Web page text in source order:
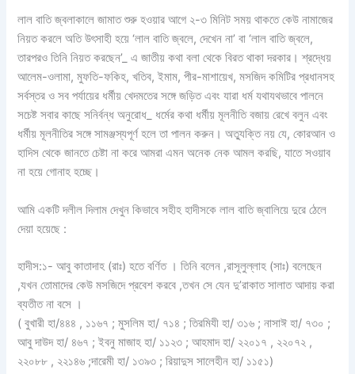
লাল বাতি জ্বলাকালে জামাত শুরু হওয়ার আগে ২-৩ মিনিট সময় থাকতে কেউ নামাজের
নিয়ত করলে অতি উৎসাহী হয়ে ‘লাল বাতি জ্বলে, দেখেন না’ বা ‘লাল বাতি জ্বলে,
তারপরও তিনি নিয়ত করছেন’_ এ জাতীয় কথা বলা থেকে বিরত থাকা দরকার। শ্রদ্ধেয়
আলেম-ওলামা, মুফতি-ফকিহ, খতিব, ইমাম, পীর-মাশায়েখ, মসজিদ কমিটির প্রধানসহ
সর্বস্তর ও সব পর্যায়ের ধর্মীয় খেদমতের সঙ্গে জড়িত এবং যারা ধর্ম যথাযথভাবে পালনে
সচেষ্ট সবার কাছে সনির্বন্ধ অনুরোধ_ ধর্মের কথা ধর্মীয় মূলনীতি বজায় রেখে বলুন এবং
ধর্মীয় মূলনীতির সঙ্গে সামঞ্জস্যপূর্ণ হলে তা পালন করুন। অত্যুক্তি নয় যে, কোরআন ও
হাদিস থেকে জানতে চেষ্টা না করে আমরা এমন অনেক নেক আমল করছি, যাতে সওয়াব
না হয়ে গোনাহ হচ্ছে।
আমি একটি দলীল দিলাম দেখুন কিভাবে সহীহ হাদীসকে লাল বাতি জ্বালিয়ে দুরে ঠেলে
দেয়া হয়েছে :
হাদীস:১- আবু কাতাদাহ (রাঃ) হতে বর্ণিত । তিনি বলেন ,রাসূলুল্লাহ (সাঃ) বলেছেন
,যখন তোমাদের কেউ মসজিদে প্রবেশ করবে ,তখন সে যেন দু’রাকাত সালাত আদায় করা
ব্যতীত না বসে ।
( বুখারী হা/৪৪৪ , ১১৬৭ ; মুসলিম হা/ ৭১৪ ; তিরমিযী হা/ ৩১৬ ; নাসাঈ হা/ ৭৩০ ;
আবু দাউদ হা/ ৪৬৭ ; ইবনু মাজাহ হা/ ১১২৩ ; আহমাদ হা/ ২২০১৭ , ২২০৭২ ,
২২০৮৮ , ২২১৪৬ ;দারেমী হা/ ১৩৯৩ ; রিয়াদুস সালেহীন হা/ ১১৫১)